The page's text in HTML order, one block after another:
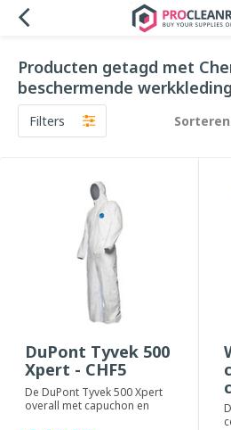
Producten getagd met
beschermende werkkleding
Filters
DuPont Tyvek 500
Xpert - CHF5
De DuPont Tyvek 500 Xpert
overall met capuchon en